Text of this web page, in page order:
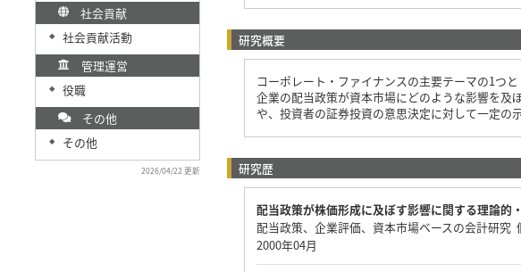
社会貢献
◆
社会貢献活動
管理運営
◆
役職
その他
◆ その他
2026/04/22 更新
研究概要
コーポレート・ファイナンスの主要テーマの1つ
企業の配当政策が資本市場にどのような影響を及
や、投資者の証券投資の意思決定に対して一定の
研究歴
配当政策が株価形成に及ぼす影響に関する理論的
配当政策、企業評価、資本市場ベースの会計研究
2000年04月